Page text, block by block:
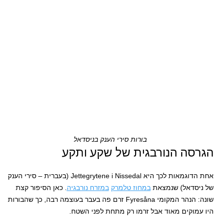
בורות סירי הענק בניסדאל
הגרסה הנורבגית של שקע ותקע
אחת הדוגמאות לכך היא Jettegrytene i Nissedal (בעברית – סירי הענק
של ניסדאל) שנמצאתבמחוז טלמרק במזרח נורבגיה. כאן הסיפור קצת
שונה: הנהר המקומי Fyresåna זרם פה בעבר בעוצמה רבה, כך שהבורות
היו עמוקים מאוד אבל זרמו רק מתחת לפני השטח.